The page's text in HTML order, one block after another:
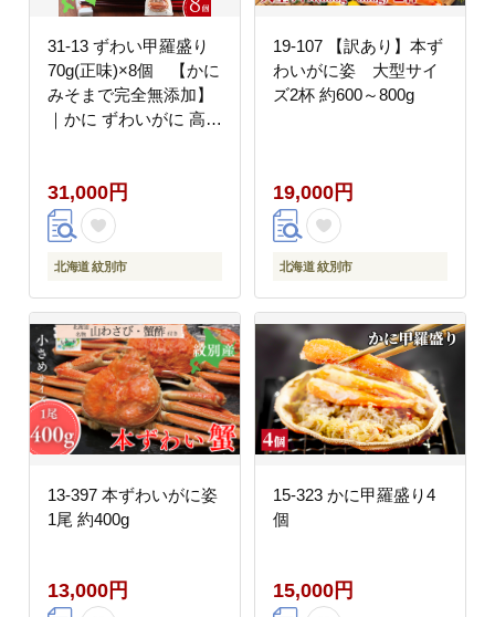
31-13 ずわい甲羅盛り
70g(正味)×8個 【かに
みそまで完全無添加】
｜かに ずわいがに 高品
31,000円
北海道 紋別市
19-107 【訳あり】本ず
わいがに姿 大型サイ
ズ2杯 約600～800g
19,000円
北海道 紋別市
13-397 本ずわいがに姿
1尾 約400g
13,000円
15-323 かに甲羅盛り4
個
15,000円